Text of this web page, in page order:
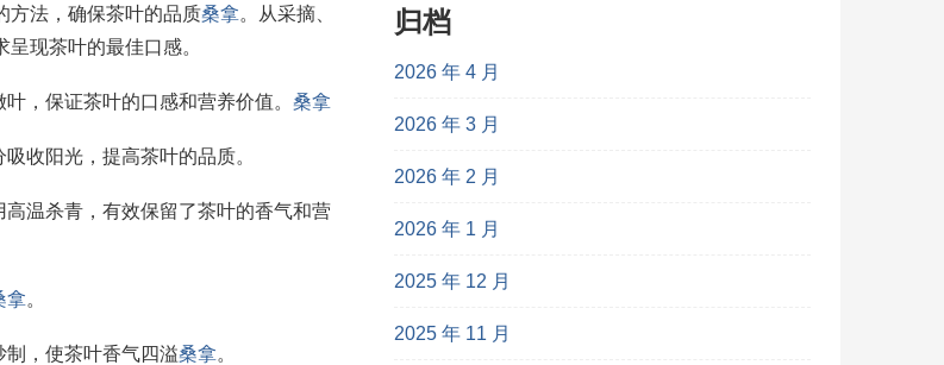
方法，确保茶叶的品质桑拿。从采摘、
现茶叶的最佳口感。
，保证茶叶的口感和营养价值。 桑拿
收阳光，提高茶叶的品质。
温杀青，有效保留了茶叶的香气和营
拿。
，使茶叶香气四溢桑拿。
归档
2026 年 4 月
2026 年 3 月
2026 年 2 月
2026 年 1 月
2025 年 12 月
2025 年 11 月